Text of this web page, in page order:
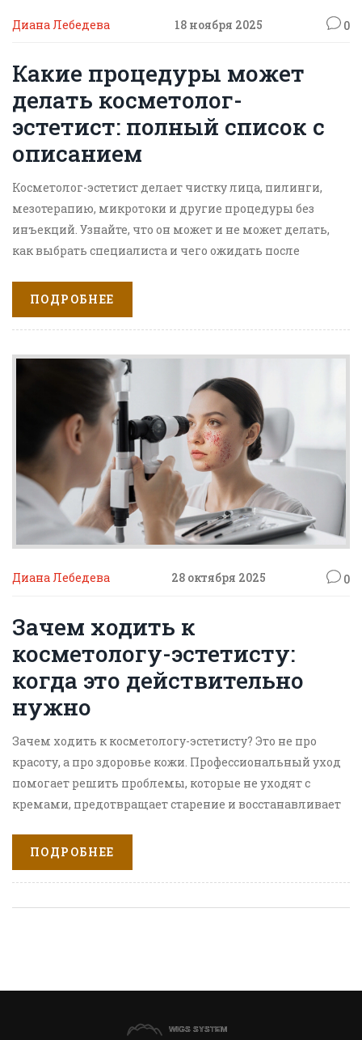
Диана Лебедева 18 ноября 2025 0
Какие процедуры может
делать косметолог-
эстетист: полный список с
описанием
Косметолог-эстетист делает чистку лица, пилинги,
мезотерапию, микротоки и другие процедуры без
инъекций. Узнайте, что он может и не может делать,
как выбрать специалиста и чего ожидать после
ПОДРОБНЕЕ
Диана Лебедева 28 октября 2025 0
Зачем ходить к
косметологу-эстетисту:
когда это действительно
нужно
Зачем ходить к косметологу-эстетисту? Это не про
красоту, а про здоровье кожи. Профессиональный уход
помогает решить проблемы, которые не уходят с
кремами, предотвращает старение и восстанавливает
ПОДРОБНЕЕ